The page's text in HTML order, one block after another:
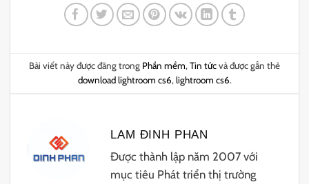
Bài viết này được đăng trong Phần mềm, Tin tứcvà được gắn thẻ
download lightroom cs6, lightroom cs6.
LAM ĐINH PHAN
Được thành lập năm 2007 với
mục tiêu Phát triển thị trường